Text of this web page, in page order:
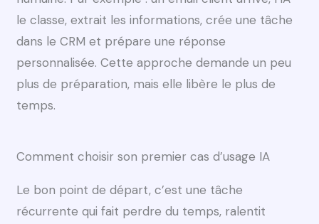
le classe, extrait les informations, crée une tâche
dans le CRM et prépare une réponse
personnalisée. Cette approche demande un peu
plus de préparation, mais elle libère le plus de
temps.
Comment choisir son premier cas d’usage IA
Le bon point de départ, c’est une tâche
récurrente qui fait perdre du temps, ralentit